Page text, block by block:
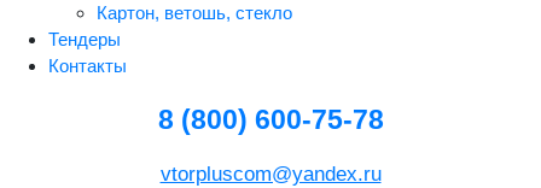
Картон, ветошь, стекло
Тендеры
Контакты
8 (800) 600-75-78
vtorpluscom@yandex.ru